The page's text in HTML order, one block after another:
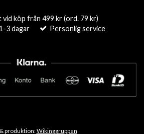
köp från 499 kr (ord. 79 kr)
3 dagar
Personlig service
produktion: Wikinggruppen